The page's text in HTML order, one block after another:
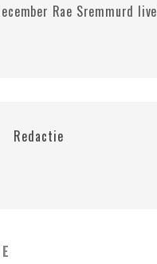
Rae Sremmurd live
Redactie